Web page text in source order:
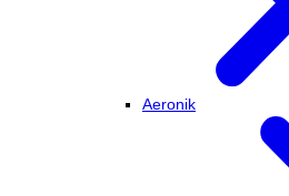
Aeronik